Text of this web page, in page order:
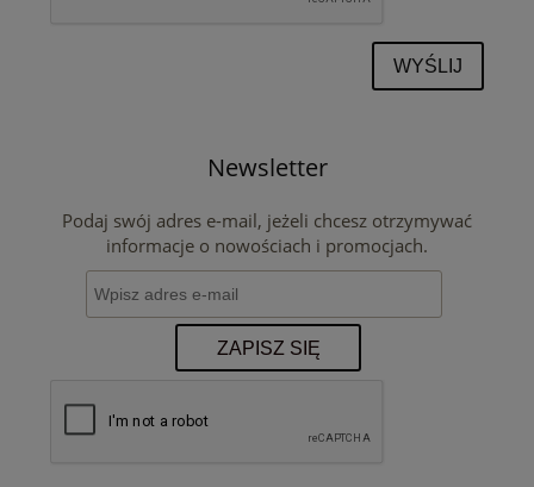
WYŚLIJ
Newsletter
Podaj swój adres e-mail, jeżeli chcesz otrzymywać
informacje o nowościach i promocjach.
ZAPISZ SIĘ